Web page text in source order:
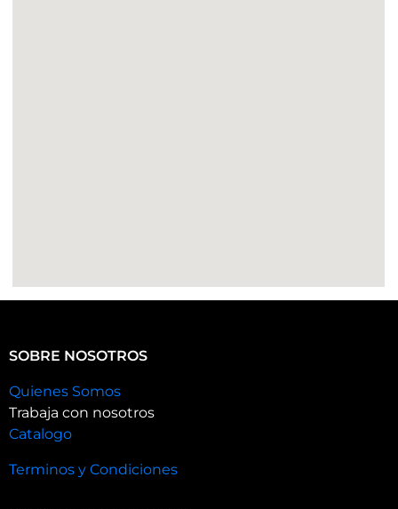
SOBRE NOSOTROS
Quienes Somos
Trabaja con nosotros
Catalogo
Terminos y Condiciones